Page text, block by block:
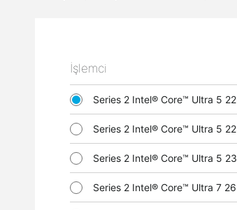
İşlemci
Series 2 Intel® Core™ Ultra 5
Series 2 Intel® Core™ Ultra 5
Series 2 Intel® Core™ Ultra 5
Series 2 Intel® Core™ Ultra 7